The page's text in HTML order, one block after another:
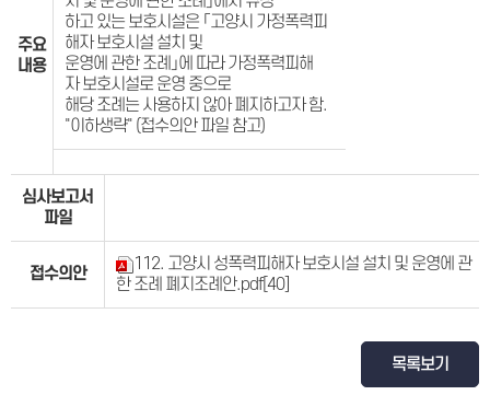
주요
내용
하고 있는 보호시설은 「고양시 가정폭력피
해자 보호시설 설치 및
운영에 관한 조례」에 따라 가정폭력피해
자 보호시설로 운영 중으로
해당 조례는 사용하지 않아 폐지하고자 함.
"이하생략" (접수의안 파일 참고)
심사보고서
파일
접수의안
112. 고양시 성폭력피해자 보호시설 설치 및 운영에 관
한 조례 폐지조례안.pdf[40]
목록보기